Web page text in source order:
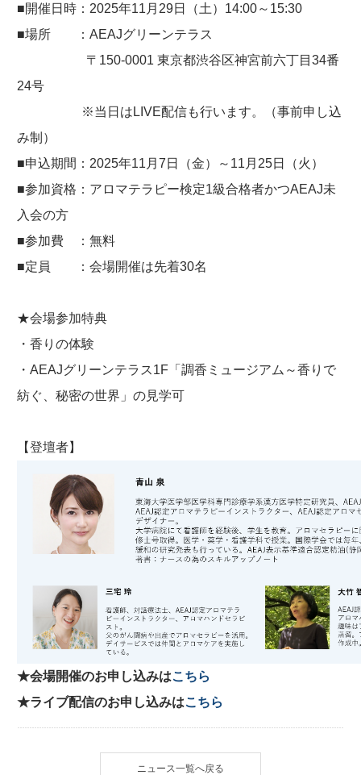
■開催日時：2025年11月29日（土）14:00～15:30
■場所 ：AEAJグリーンテラス
〒150-0001 東京都渋谷区神宮前六丁目34番
24号
※当日はLIVE配信も行います。（事前申し込
み制）
■申込期間：2025年11月7日（金）～11月25日（火）
■参加資格：アロマテラピー検定1級合格者かつAEAJ未
入会の方
■参加費 ：無料
■定員 ：会場開催は先着30名
★会場参加特典
・香りの体験
・AEAJグリーンテラス1F「調香ミュージアム～香りで
紡ぐ、秘密の世界」の見学可
【登壇者】
★会場開催のお申し込みはこちら
★ライブ配信のお申し込みはこちら
ニュース一覧へ戻る